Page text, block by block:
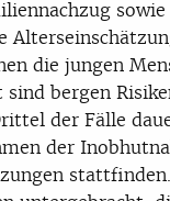
die jungen
bergen
der Fälle
der